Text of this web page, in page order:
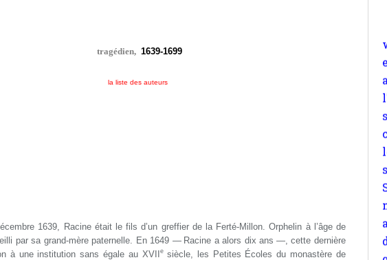
tragédien, 1639-1699
la liste des auteurs
1639, Racine était le fils d’un greffier de la Ferté-Millon. Orphelin à l’âge de
par sa grand-mère paternelle. En 1649 — Racine a alors dix ans —, cette dernière
à une institution sans égale au XVIIe siècle, les Petites Écoles du monastère de